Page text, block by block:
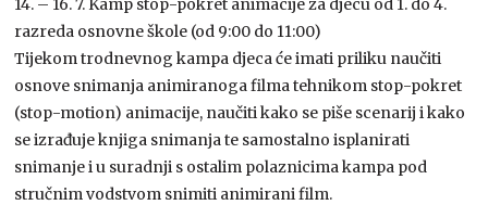
14. – 16. 7. Kamp stop-pokret animacije za djecu od 1. do 4.
razreda osnovne škole (od 9:00 do 11:00)
Tijekom trodnevnog kampa djeca će imati priliku naučiti
osnove snimanja animiranoga filma tehnikom stop-pokret
(stop-motion) animacije, naučiti kako se piše scenarij i kako
se izrađuje knjiga snimanja te samostalno isplanirati
snimanje i u suradnji s ostalim polaznicima kampa pod
stručnim vodstvom snimiti animirani film.